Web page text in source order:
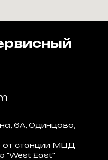
6А, Одинцово,
от станции МЦД
"West East"